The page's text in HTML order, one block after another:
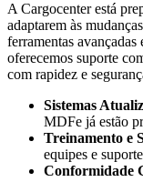
A Cargocenter está
adaptarem às
ferramentas avançadas
oferecemos suporte
com rapidez e
Sistemas
MDFe já estão
Treinamento e
equipes e
Conformidade